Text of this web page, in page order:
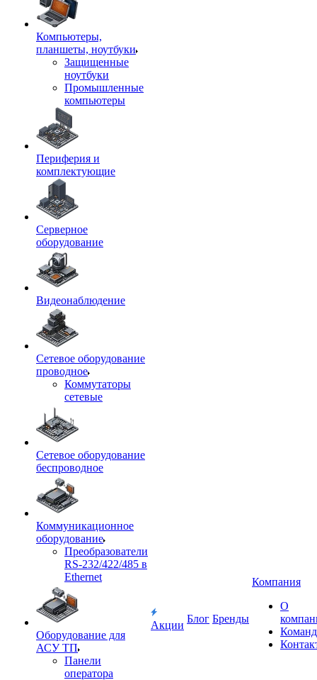
Компьютеры,
планшеты, ноутбуки
Защищенные
ноутбуки
Промышленные
компьютеры
Периферия и
комплектующие
Серверное
оборудование
Видеонаблюдение
Сетевое оборудование
проводное
Коммутаторы
сетевые
Сетевое оборудование
беспроводное
Коммуникационное
оборудование
Преобразователи
RS-232/422/485 в
Ethernet
Оборудование для
АСУ ТП
Панели
оператора
Акции
Блог Бренды
Компания
О